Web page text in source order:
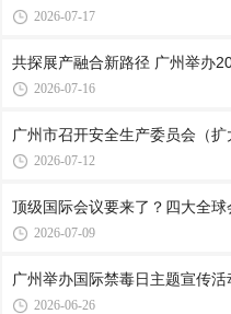
2026-07-17
共探展产融合新路径 广州举办
2026-07-16
广州市召开安全生产委员会（扩
2026-07-12
顶级国际会议要来了？四大全
2026-07-09
广州举办国际禁毒日主题宣传活
2026-06-26